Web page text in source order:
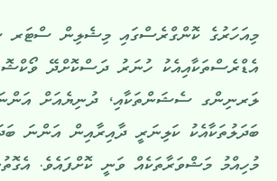
މިއަހަރުގެ ކޮންގްރެސްގައި މިޝެލިން ސްޓަރ
އެޑްރެސްތަކާއިއެކު ހުނަރު ދަސްކޮށްދޭ
ލަރނިންގ ސެޝަންތަކާއި، ދުނިޔެއަށް
ބަދަލުތަކާއެކު ކަލިނަރީ ދާއިރާއިން އަންނަ
މުހިއްމު މަޝްވަރާތަކެއް ވަނީ ކޮށްފައެވެ.